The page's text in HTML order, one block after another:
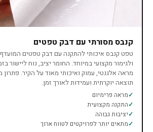
קנבס מסורתי עם דבק טפטים
טפט קנבס איכותי להתקנה עם דבק טפטים המועדף
ולגימור מקצועי במיוחד. החומר יציב, נוח ליישור
מראה אלגנטי, עמוק ואיכותי מאוד על הקיר.
תוצאה יוקרתית ועמידות לאורך זמן.
מראה פרימיום
התקנה מקצועית
יציבות גבוהה
מתאים יותר לפרויקטים לטווח ארוך